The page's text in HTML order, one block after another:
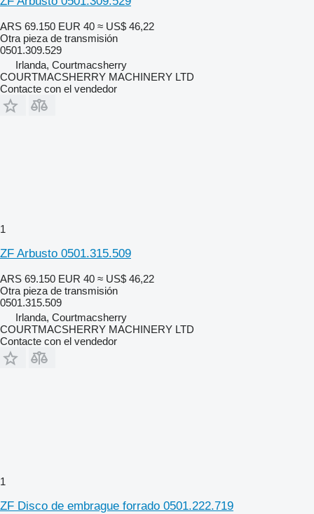
ARS 69.150 EUR 40 ≈ US$ 46,22
Otra pieza de transmisión
0501.309.529
Irlanda, Courtmacsherry
COURTMACSHERRY MACHINERY LTD
Contacte con el vendedor
1
ZF Arbusto 0501.315.509
ARS 69.150 EUR 40 ≈ US$ 46,22
Otra pieza de transmisión
0501.315.509
Irlanda, Courtmacsherry
COURTMACSHERRY MACHINERY LTD
Contacte con el vendedor
1
ZF Disco de embrague forrado 0501.222.719